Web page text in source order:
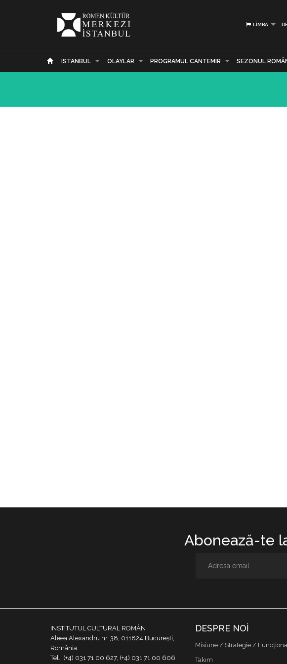
LIMBA
ISTANBUL OLAYLAR PROGRAMUL CANTEMIR SEZONUL
Abonează-te
INSTITUTUL CULTURAL ROMÂN
Aleea Alexandru nr. 38, 011824 București,
România
Tel.: (+4) 031 71 00 627, (+4) 031 71 00 606
DESPRE NOI
Misiune / Strategie /
Takım